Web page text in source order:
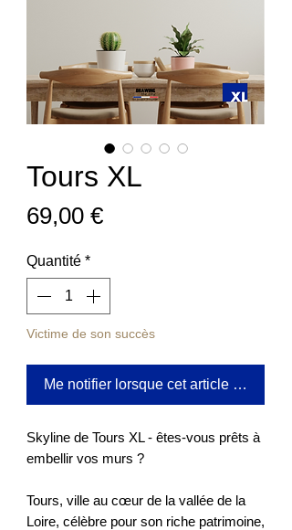
Tours XL
69,00 €Prix
Quantité *
Victime de son succès
Me notifier lorsque cet article est
Skyline de Tours XL - êtes-vous prêts à
embellir vos murs ?
Tours, ville au cœur de la vallée de la
Loire, célèbre pour son riche patrimoine,